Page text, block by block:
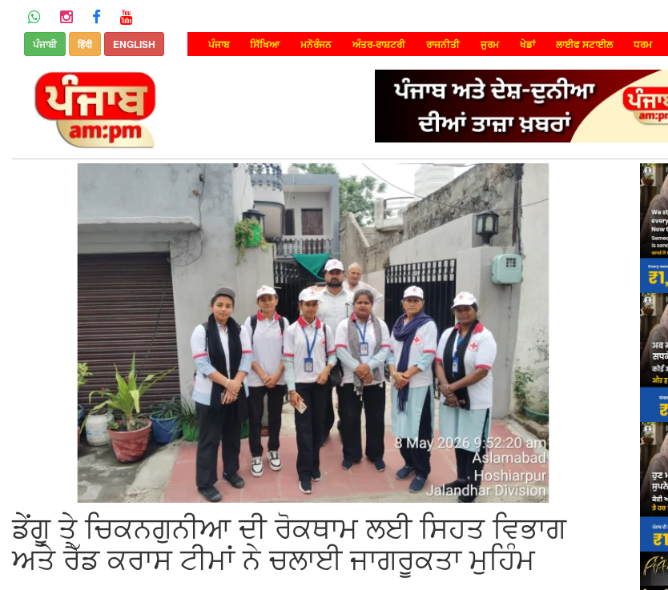
ਪੰਜਾਬੀ हिंदी ENGLISH ਪੰਜਾਬ ਸਿੱਖਿਆ ਮਨੋਰੰਜਨ ਅੰਤਰ-ਰਾਸ਼ਟਰੀ ਰਾਜਨੀਤੀ ਜੁਰਮ ਖੇਡਾਂ ਲਾਈਫ ਸਟਾਈਲ ਧਰਮ
ਡੇਂਗੂ ਤੇ ਚਿਕਨਗੁਨੀਆ ਦੀ ਰੋਕਥਾਮ ਲਈ ਸਿਹਤ ਵਿਭਾਗ
ਅਤੇ ਰੈੱਡ ਕਰਾਸ ਟੀਮਾਂ ਨੇ ਚਲਾਈ ਜਾਗਰੂਕਤਾ ਮੁਹਿੰਮ